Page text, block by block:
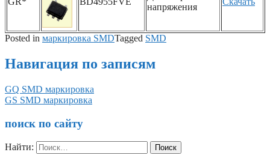
напряжения
Posted in маркировка SMDTagged SMD
Навигация по записям
GQ SMD маркировка
GS SMD маркировка
поиск по сайту
Найти: